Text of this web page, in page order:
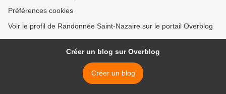
Préférences cookies
Voir le profil de Randonnée Saint-Nazaire sur le portail Overblog
Créer un blog sur Overblog
Créer un blog